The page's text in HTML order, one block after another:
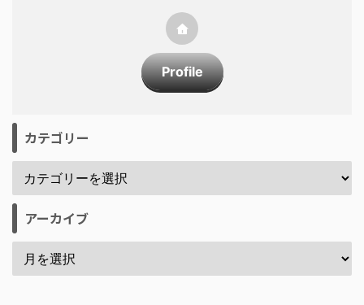
Profile
カテゴリー
アーカイブ